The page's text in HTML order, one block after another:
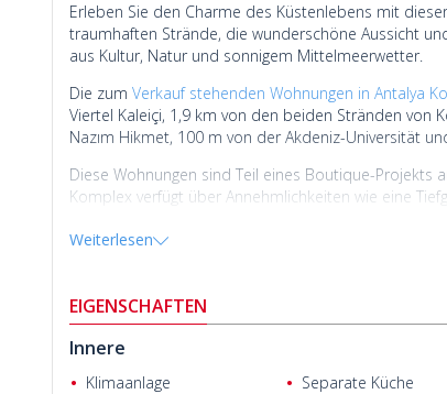
Erleben Sie den Charme des Küstenlebens mit
traumhaften Strände, die wunderschöne Aussicht
aus Kultur, Natur und sonnigem Mittelmeerwetter.
Die zum Verkauf stehenden Wohnungen in Antalya
Viertel Kaleiçi, 1,9 km von den beiden Stränden von
Nazım Hikmet, 100 m von der Akdeniz-Universität
Diese Wohnungen sind Teil eines Boutique-Projekts
Komplex verfügt über Annehmlichkeiten wie eine
Weiterlesen
EIGENSCHAFTEN
Innere
Klimaanlage Separate Küche